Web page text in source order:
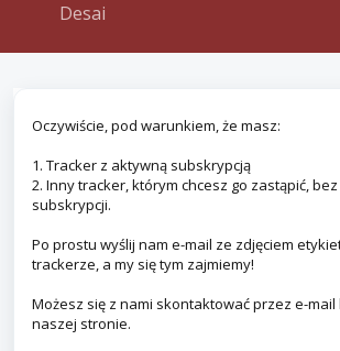
Desai
Oczywiście, pod warunkiem, że masz:
1. Tracker z aktywną subskrypcją
2. Inny tracker, którym chcesz go zastąpić,
subskrypcji.
Po prostu wyślij nam e-mail ze zdjęciem
trackerze, a my się tym zajmiemy!
Możesz się z nami skontaktować przez e-
naszej stronie.